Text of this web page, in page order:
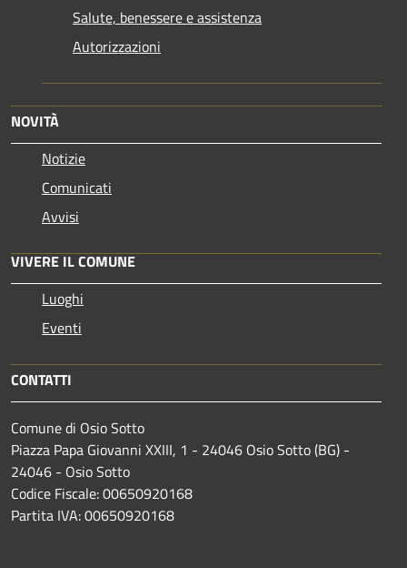
Salute, benessere e assistenza
Autorizzazioni
NOVITÀ
Notizie
Comunicati
Avvisi
VIVERE IL COMUNE
Luoghi
Eventi
CONTATTI
Comune di Osio Sotto
Piazza Papa Giovanni XXIII, 1 - 24046 Osio Sotto (BG) -
24046 - Osio Sotto
Codice Fiscale: 00650920168
Partita IVA: 00650920168